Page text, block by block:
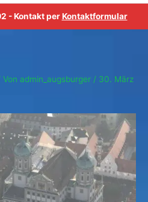
- Kontakt perKontaktformular
Von admin_augsburger / 30. März